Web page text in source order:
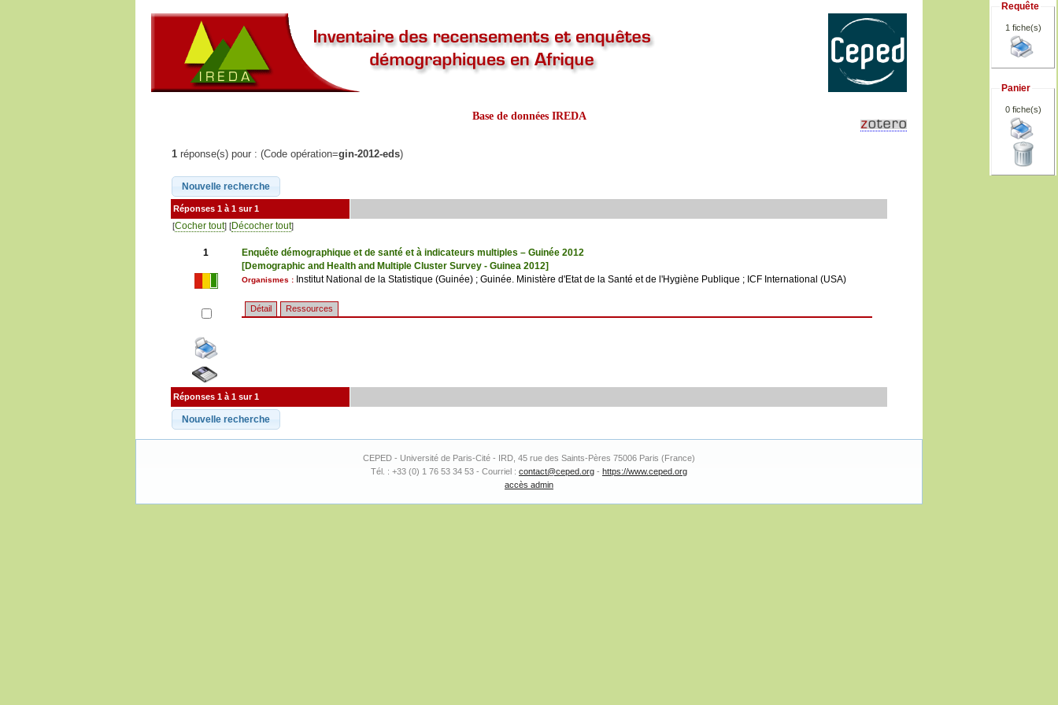
Base de données IREDA
Requête
1 fiche(s)
Panier
0fiche(s)
1 réponse(s) pour : (Code opération=gin-2012-eds)
Réponses 1 à 1 sur 1
[Cocher tout] [Décocher tout]
1
Enquête démographique et de santé et à indicateurs multiples – Guinée 2012
[Demographic and Health and Multiple Cluster Survey - Guinea 2012]
Organismes : Institut National de la Statistique (Guinée) ; Guinée. Ministère d'Etat de la Santé et de l'Hygiène Publique ; ICF International (USA)
Détail Ressources
Réponses 1 à 1 sur 1
CEPED - Université de Paris-Cité - IRD, 45 rue des Saints-Pères 75006 Paris (France)
Tél. : +33 (0) 1 76 53 34 53 - Courriel : contact@ceped.org - https://www.ceped.org
accès admin